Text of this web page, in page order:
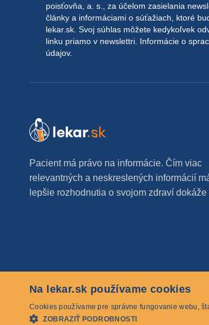
poisťovňa, a. s., za účelom zasielania
články a informáciami o súťažiach, ktoré
lekar.sk . Svoj súhlas môžete kedykoľvek
linku priamo v newslettri. Informácie o
údajov.
Pacient má právo na informácie. Čím viac
relevantných a neskreslených informácií
lepšie rozhodnutia o svojom zdraví
© 2026 lekar.sk Všetky práva vyhradené
Na lekar.sk používame cookies
Cookies používame pre správne fungovanie webu,
ZOBRAZIŤ PODROBNOSTI